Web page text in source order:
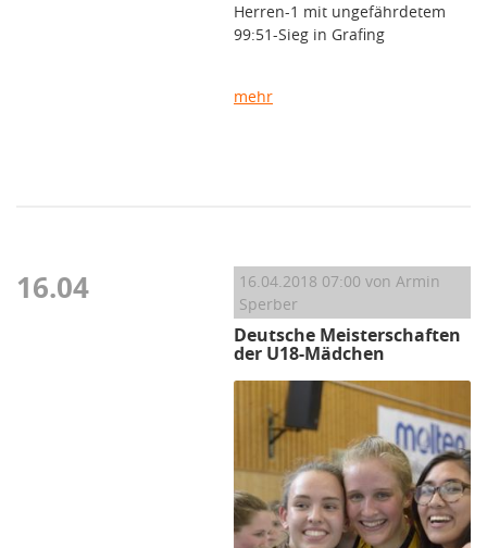
Herren-1 mit ungefährdetem
99:51-Sieg in Grafing
mehr
16.04 16.04.2018 07:00 von Armin
Sperber
Deutsche Meisterschaften
der U18-Mädchen